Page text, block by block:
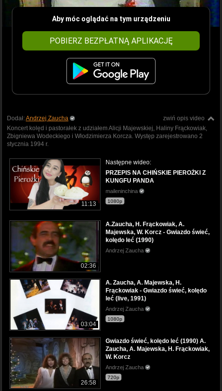
Aby móc oglądać na tym urządzeniu
POBIERZ BEZPŁATNĄ APLIKACJĘ
zwiń opis video
Dodał:Andrzej Zaucha
Koncert kolęd i pastorałek z udziałem Alicji Majewskiej, Haliny Frąckowiak,
Zbigniewa Wodeckiego i Włodzimierza Korcza. Występ zarejestrowano 2
stycznia 1994 r.
11:13
Następne wideo:
PRZEPIS NA CHIŃSKIE PIEROŻKI Z
KUNGFU PANDA
maileninchina
1080p
02:36
A.Zaucha, H. Frąckowiak, A.
Majewska, W. Korcz - Gwiazdo świeć,
kolędo leć (1990)
Andrzej Zaucha
03:04
A. Zaucha, A. Majewska, H.
Frąckowiak - Gwiazdo świeć, kolędo
leć (live, 1991)
Andrzej Zaucha
1080p
26:58
Gwiazdo świeć, kolędo leć (1990) A.
Zaucha, A. Majewska, H. Frąckowiak,
W. Korcz
Andrzej Zaucha
720p